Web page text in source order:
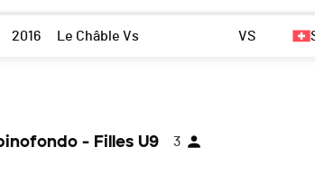
2016 Le Châble Vs VS
- Filles U9 3